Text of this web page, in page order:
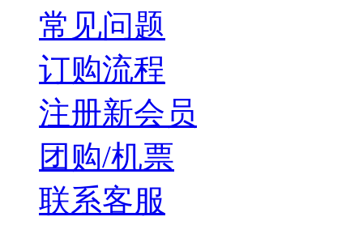
常见问题
订购流程
注册新会员
团购/机票
联系客服